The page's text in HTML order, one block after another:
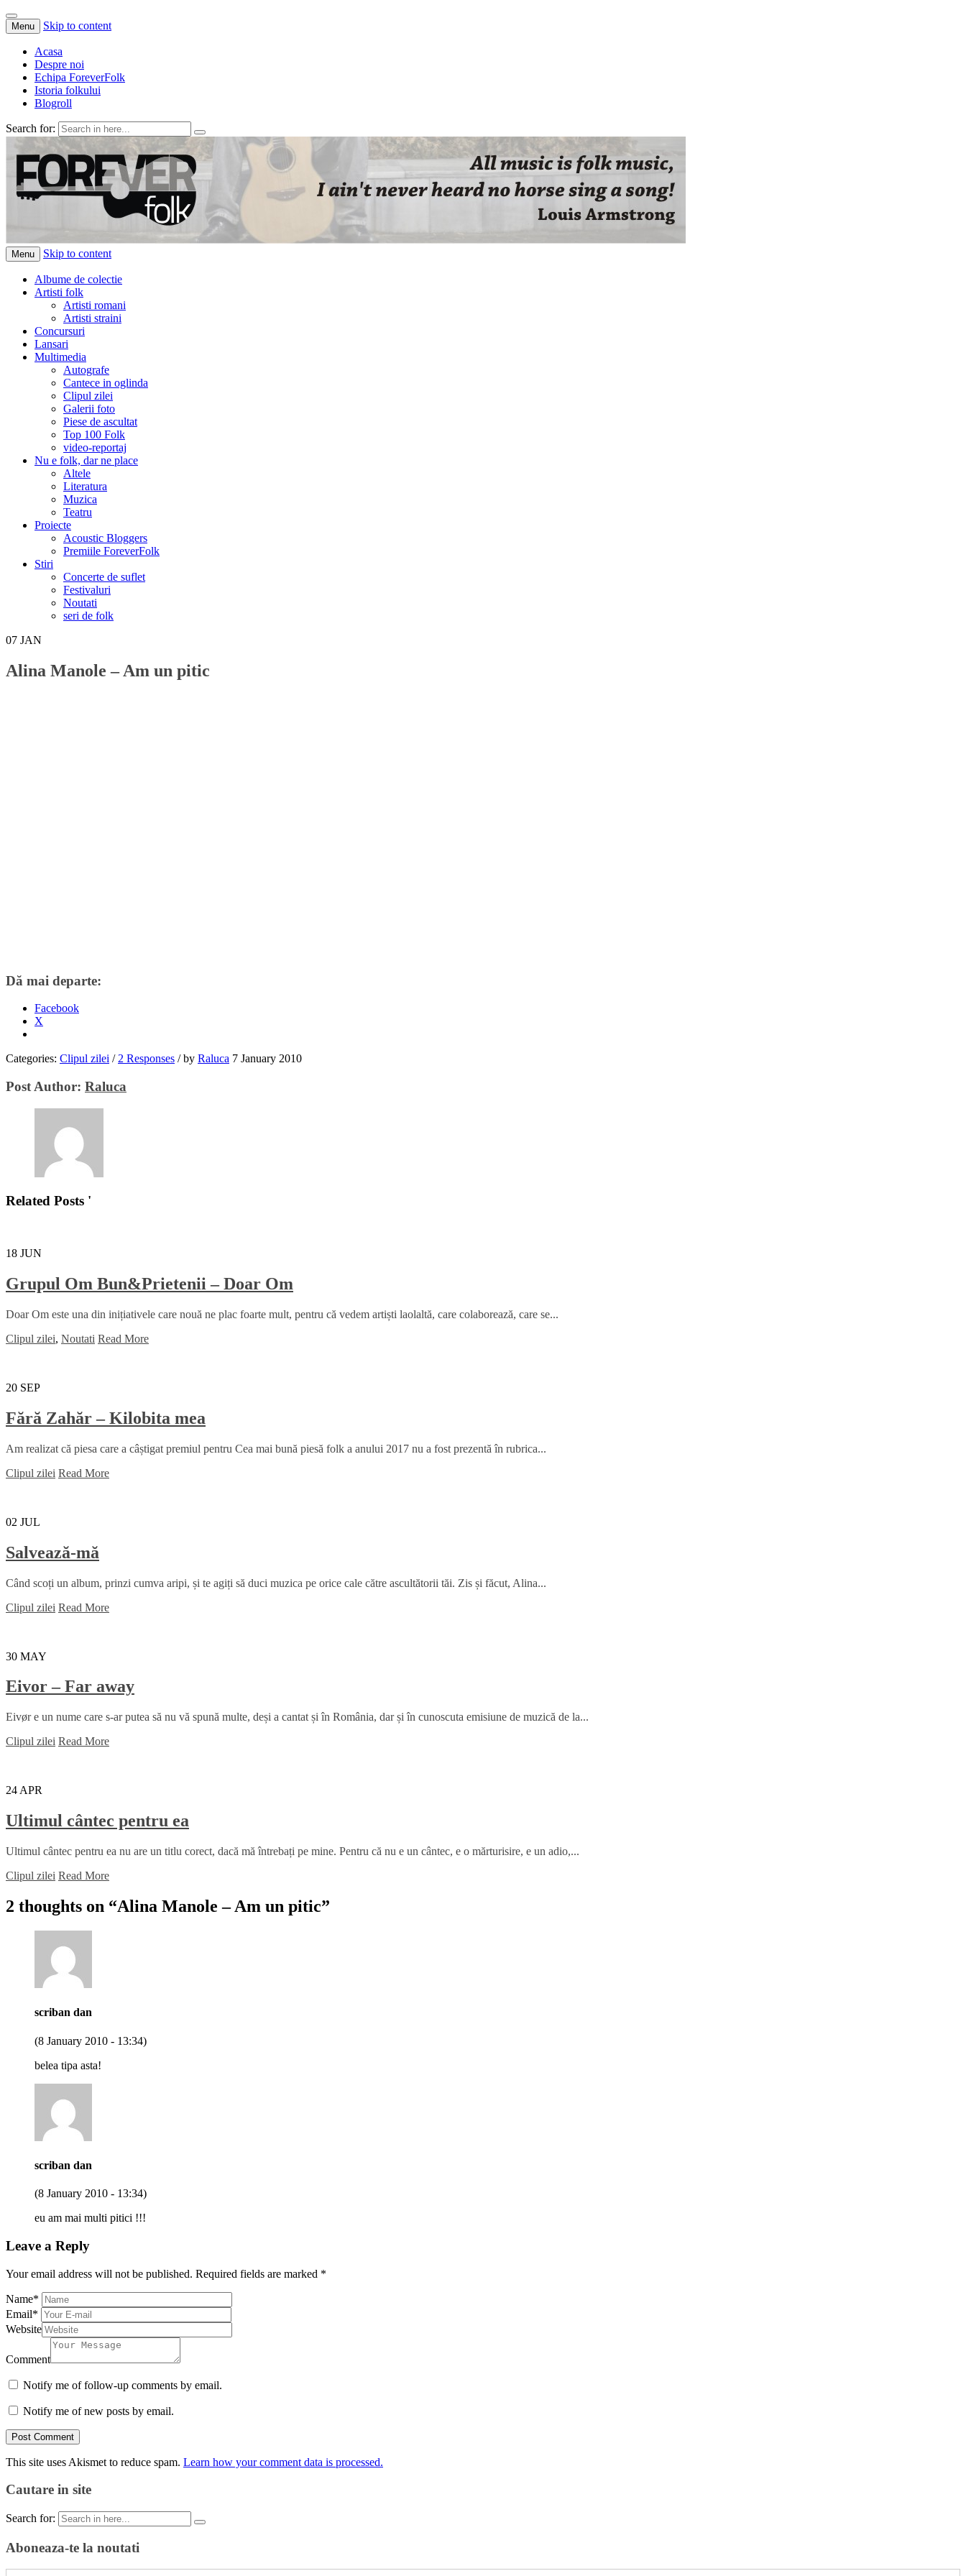
Menu Skip to content
Acasa
Despre noi
Echipa ForeverFolk
Istoria folkului
Blogroll
Search for:
ForeverFolk
Muzica sufletului tau
Menu Skip to content
Albume de colectie
Artisti folk
Artisti romani
Artisti straini
Concursuri
Lansari
Multimedia
Autografe
Cantece in oglinda
Clipul zilei
Galerii foto
Piese de ascultat
Top 100 Folk
video-reportaj
Nu e folk, dar ne place
Altele
Literatura
Muzica
Teatru
Proiecte
Acoustic Bloggers
Premiile ForeverFolk
Stiri
Concerte de suflet
Festivaluri
Noutati
seri de folk
07 JAN
Alina Manole – Am un pitic
Dă mai departe:
Facebook
X
Categories: Clipul zilei / 2 Responses /by Raluca 7 January 2010
Post Author: Raluca
Related Posts '
18 JUN
Grupul Om Bun&Prietenii – Doar Om
Doar Om este una din inițiativele care nouă ne plac foarte mult, pentru că vedem artiști laolaltă, care colaborează, care se...
Clipul zilei, Noutati Read More
20 SEP
Fără Zahăr – Kilobita mea
Am realizat că piesa care a câștigat premiul pentru Cea mai bună piesă folk a anului 2017 nu a fost prezentă în rubrica...
Clipul zilei Read More
02 JUL
Salvează-mă
Când scoți un album, prinzi cumva aripi, și te agiți să duci muzica pe orice cale către ascultătorii tăi. Zis și făcut, Alina...
Clipul zilei Read More
30 MAY
Eivor – Far away
Eivør e un nume care s-ar putea să nu vă spună multe, deși a cantat și în România, dar și în cunoscuta emisiune de muzică de la...
Clipul zilei Read More
24 APR
Ultimul cântec pentru ea
Ultimul cântec pentru ea nu are un titlu corect, dacă mă întrebați pe mine. Pentru că nu e un cântec, e o mărturisire, e un adio,...
Clipul zilei Read More
2 thoughts on “Alina Manole – Am un pitic”
scriban dan
(8 January 2010 - 13:34)
belea tipa asta!
scriban dan
(8 January 2010 - 13:34)
eu am mai multi pitici !!!
Leave a Reply
Your email address will not be published. Required fields are marked *
Name*
Email*
Website
Comment
Notify me of follow-up comments by email.
Notify me of new posts by email.
This site uses Akismet to reduce spam. Learn how your comment data is processed.
Cautare in site
Search for:
Aboneaza-te la noutati